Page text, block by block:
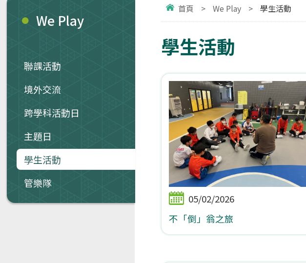
首頁 > We Play > 學生活動
學生活動
05/02/2026
不「倒」翁之旅
We Play
聯課活動
境外交流
跨學科活動日
主題日
學生活動
管樂隊